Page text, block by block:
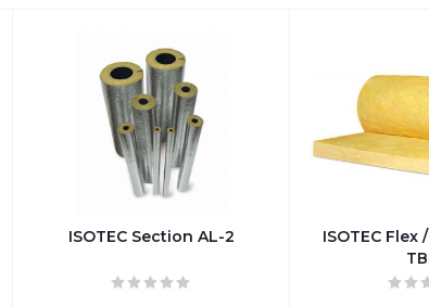
ISOTEC Section AL-2
ISOTEC Flex